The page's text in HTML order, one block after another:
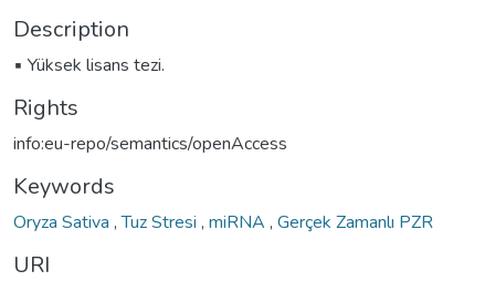
Description
▪ Yüksek lisans tezi.
Rights
info:eu-repo/semantics/openAccess
Keywords
Oryza Sativa ,Tuz Stresi , miRNA , Gerçek Zamanlı PZR
URI